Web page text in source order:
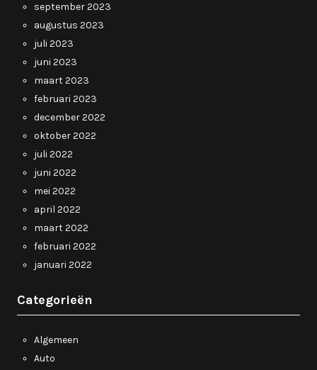
september 2023
augustus 2023
juli 2023
juni 2023
maart 2023
februari 2023
december 2022
oktober 2022
juli 2022
juni 2022
mei 2022
april 2022
maart 2022
februari 2022
januari 2022
Categorieën
Algemeen
Auto